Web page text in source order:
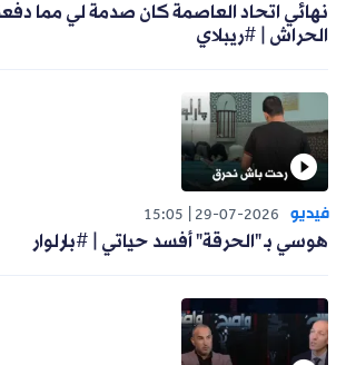
نهائي اتحاد العاصمة كان صدمة لي مما
الحراش | #ريبلاي
فيديو 29-07-2026
15:05
هوسي بـ "الحرقة" أفسد حياتي | #بارلوار